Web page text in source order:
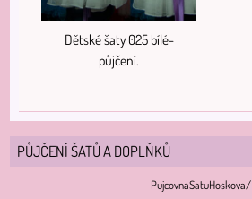
Dětské šaty 025 bílé-
půjčení.
PŮJČENÍ ŠATŮ A DOPLŇKŮ
PujcovnaSatuHoskova/